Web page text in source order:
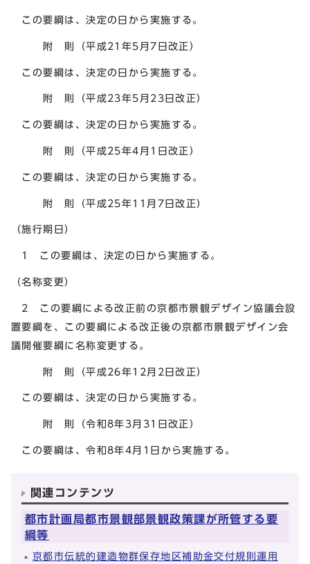
この要綱は、決定の日から実施する。
附 則（平成21年5月7日改正）
この要綱は、決定の日から実施する。
附 則（平成23年5月23日改正）
この要綱は、決定の日から実施する。
附 則（平成25年4月1日改正）
この要綱は、決定の日から実施する。
附 則（平成25年11月7日改正）
（施行期日）
1 この要綱は、決定の日から実施する。
（名称変更）
2 この要綱による改正前の京都市景観デザイン協議会設
置要綱を、この要綱による改正後の京都市景観デザイン会
議開催要綱に名称変更する。
附 則（平成26年12月2日改正）
この要綱は、決定の日から実施する。
附 則（令和8年3月31日改正）
この要綱は、令和8年4月1日から実施する。
関連コンテンツ
都市計画局都市景観部景観政策課が所管する要
綱等
京都市伝統的建造物群保存地区補助金交付規則運用